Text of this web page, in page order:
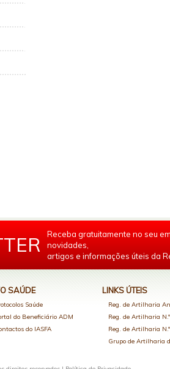
Receba gratuitamente no seu
novidades,
artigos e informações úteis da
SAÚDE
Saúde
do Beneficiário ADM
do IASFA
LINKS ÚTEIS
Reg. de Artilharia
Reg. de Artilharia
Reg. de Artilharia
Grupo de Artilharia